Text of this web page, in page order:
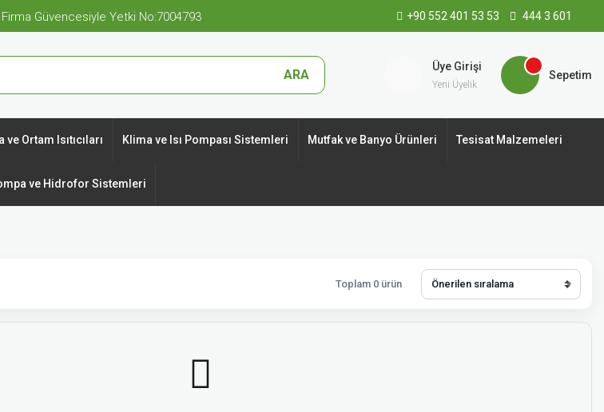
Güvencesiyle Yetki No:7004793 +90 552 401 53 53 444 3 601
ARA
Üye Girişi
Yeni Üyelik
Sepetim
ve Ortam Isıtıcıları Klima ve Isı Pompası Sistemleri Mutfak ve Banyo Ürünleri Tesisat Malzemeleri
ve Hidrofor Sistemleri
Toplam 0 ürün